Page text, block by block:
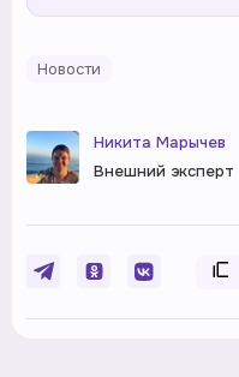
Новости
Никита Марычев
Внешний эксперт